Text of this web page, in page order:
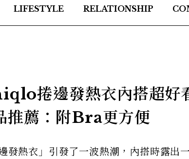
LIFESTYLE RELATIONSHIP
捲邊發熱衣內搭超好
薦：附Bra更方便
熱衣」引發了一波熱潮，內搭時露出